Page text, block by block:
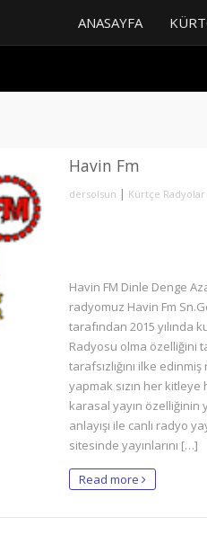
ANASAYFA
Havin Fm
dersolsun | Kürtçe Radyolar
Havin FM Dinle Denge
radyomuz Havin Fm
tarafından 2015 yılında
Radyosu olma özelliğini
tarafsızlığını ilke
yapmak sızın her
karasal yayın özelliğinin
anlayışı ile canlı radyo
sitesinde yayınlarını […]
Read more